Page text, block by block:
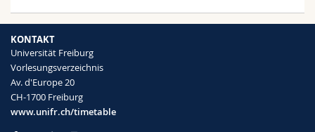
KONTAKT
Universität Freiburg
Vorlesungsverzeichnis
Av. d'Europe 20
CH-1700 Freiburg
www.unifr.ch/timetable